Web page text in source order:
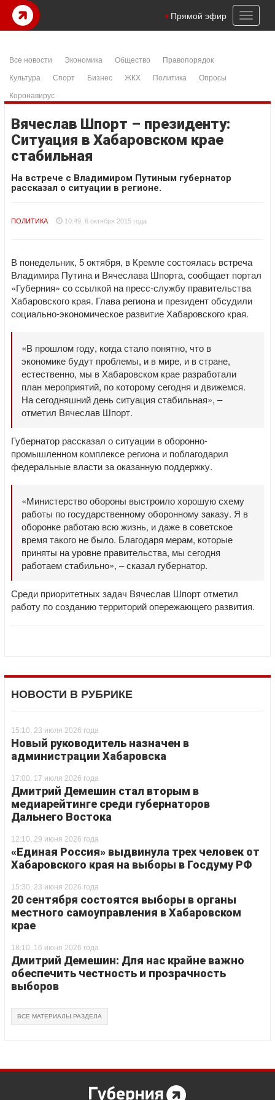
Toggle
Прямой эфир
Все новости Экономика Общество
Правопорядок
Культура
Спорт Бизнес ЖКХ Политика
Опросы
Коронавирус
Вячеслав Шпорт – президенту:
Ситуация в Хабаровском крае
стабильная
На встрече с Владимиром Путиным губернатор
рассказал о ситуации в регионе.
ПОЛИТИКА 10:49, 6 октября 2015 года
В понедельник, 5 октября, в Кремле состоялась встреча
Владимира Путина и Вячеслава Шпорта, сообщает портал
«Губерния» со ссылкой на пресс-службу правительства
Хабаровского края. Глава региона и президент обсудили
социально-экономическое развитие Хабаровского края.
«В прошлом году, когда стало понятно, что в
экономике будут проблемы, и в мире, и в стране,
естественно, мы в Хабаровском крае разработали
план мероприятий, по которому сегодня и движемся.
На сегодняшний день ситуация стабильная», –
отметил Вячеслав Шпорт.
Губернатор рассказал о ситуации в оборонно-
промышленном комплексе региона и поблагодарил
федеральные власти за оказанную поддержку.
«Министерство обороны выстроило хорошую схему
работы по государственному оборонному заказу. Я в
оборонке работаю всю жизнь, и даже в советское
время такого не было. Благодаря мерам, которые
приняты на уровне правительства, мы сегодня
работаем стабильно», – сказал губернатор.
Среди приоритетных задач Вячеслав Шпорт отметил
работу по созданию территорий опережающего развития.
НОВОСТИ В РУБРИКЕ
15:10, 23 июля 2026 года
Новый руководитель назначен в
администрации Хабаровска
17:00, 17 июля 2026 года
Дмитрий Демешин стал вторым в
медиарейтинге среди губернаторов
Дальнего Востока
12:10, 29 июня 2026 года
«Единая Россия» выдвинула трех человек от
Хабаровского края на выборы в Госдуму РФ
15:30, 23 июня 2026 года
20 сентября состоятся выборы в органы
местного самоуправления в Хабаровском
крае
18:10, 16 июня 2026 года
Дмитрий Демешин: Для нас крайне важно
обеспечить честность и прозрачность
выборов
ВСЕ МАТЕРИАЛЫ РАЗДЕЛА